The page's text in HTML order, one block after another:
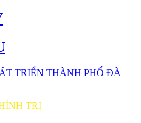
TRIỂN THÀNH PHỐ ĐÀ
TRỊ